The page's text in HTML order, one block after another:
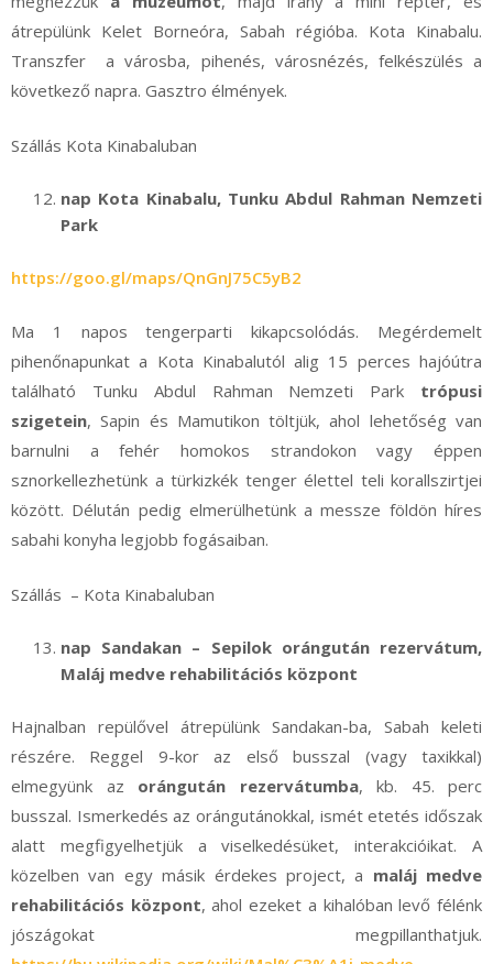
átrepülünk Kelet Borneóra, Sabah régióba. Kota Kinabalu.
Transzfer a városba, pihenés, városnézés, felkészülés a
következő napra. Gasztro élmények.
Szállás Kota Kinabaluban
nap Kota Kinabalu, Tunku Abdul Rahman Nemzeti
Park
https://goo.gl/maps/QnGnJ75C5yB2
Ma 1 napos tengerparti kikapcsolódás. Megérdemelt
pihenőnapunkat a Kota Kinabalutól alig 15 perces hajóútra
található Tunku Abdul Rahman Nemzeti Park trópusi
szigetein, Sapin és Mamutikon töltjük, ahol lehetőség van
barnulni a fehér homokos strandokon vagy éppen
sznorkellezhetünk a türkizkék tenger élettel teli korallszirtjei
között. Délután pedig elmerülhetünk a messze földön híres
sabahi konyha legjobb fogásaiban.
Szállás – Kota Kinabaluban
nap Sandakan – Sepilok orángután rezervátum,
Maláj medve rehabilitációs központ
Hajnalban repülővel átrepülünk Sandakan-ba, Sabah keleti
részére. Reggel 9-kor az első busszal (vagy taxikkal)
elmegyünk az orángután rezervátumba, kb. 45. perc
busszal. Ismerkedés az orángutánokkal, ismét etetés időszak
alatt megfigyelhetjük a viselkedésüket, interakcióikat. A
közelben van egy másik érdekes project, a maláj medve
rehabilitációs központ, ahol ezeket a kihalóban levő félénk
jószágokat megpillanthatjuk.